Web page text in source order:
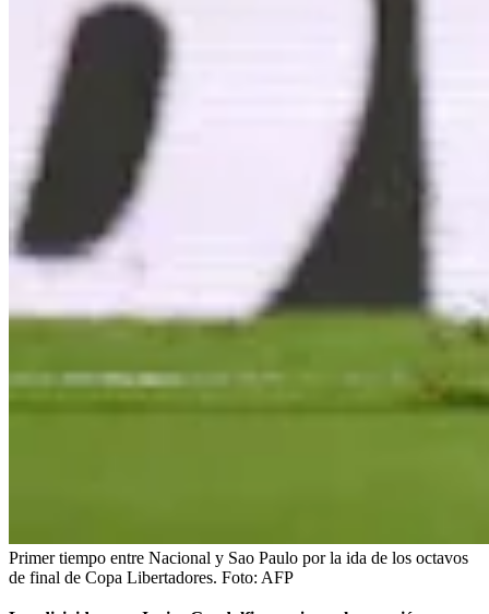
Primer tiempo entre Nacional y Sao Paulo por la ida de los octavos
de final de Copa Libertadores. Foto: AFP